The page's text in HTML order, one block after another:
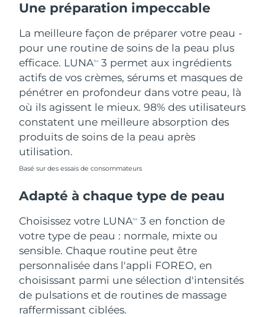
Une préparation impeccable
La meilleure façon de préparer votre peau -
pour une routine de soins de la peau plus
efficace. LUNATM
3 permet aux ingrédients
actifs de vos crèmes, sérums et masques de
pénétrer en profondeur dans votre peau, là
où ils agissent le mieux. 98% des utilisateurs
constatent une meilleure absorption des
produits de soins de la peau après
utilisation.
Basé sur des essais de consommateurs
Adapté à chaque type de peau
Choisissez votre LUNATM
3 en fonction de
votre type de peau : normale, mixte ou
sensible. Chaque routine peut être
personnalisée dans l'appli FOREO, en
choisissant parmi une sélection d'intensités
de pulsations et de routines de massage
raffermissant ciblées.